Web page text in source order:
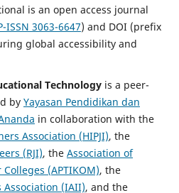
is an open access journal
ISSN 3063-6647) and DOI (prefix
global accessibility and
Technologyis a peer-
by Yayasan Pendidikan dan
in collaboration with the
Association (HIPJI), the
(RJI), the Association of
(APTIKOM), the
(IAII), and the